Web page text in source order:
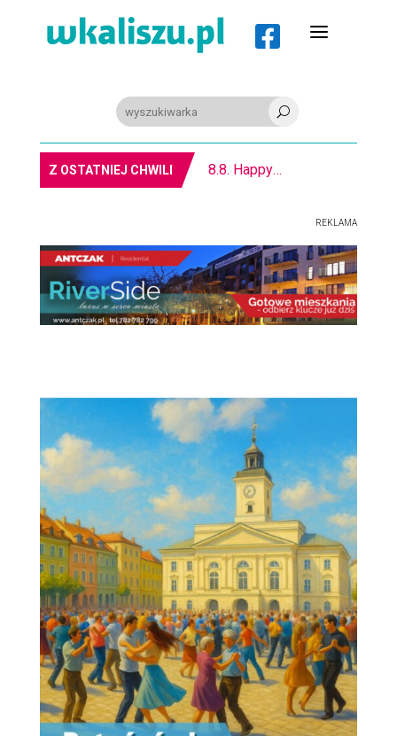
 a
U
Z OSTATNIEJ CHWILI REGION. Mołdawska współpraca Powiatu Kaliskiego
REKLAMA